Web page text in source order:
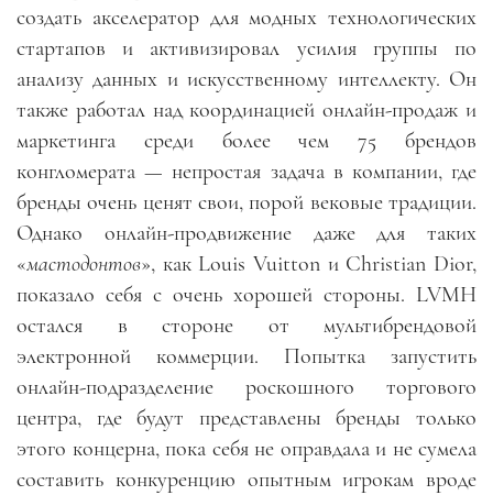
создать акселератор для модных технологических
стартапов и активизировал усилия группы по
анализу данных и искусственному интеллекту. Он
также работал над координацией онлайн-продаж и
маркетинга среди более чем 75 брендов
конгломерата — непростая задача в компании, где
бренды очень ценят свои, порой вековые традиции.
Однако онлайн-продвижение даже для таких
«мастодонтов», как Louis Vuitton и Christian Dior,
показало себя с очень хорошей стороны. LVMH
остался в стороне от мультибрендовой
электронной коммерции. Попытка запустить
онлайн-подразделение роскошного торгового
центра, где будут представлены бренды только
этого концерна, пока себя не оправдала и не сумела
составить конкуренцию опытным игрокам вроде